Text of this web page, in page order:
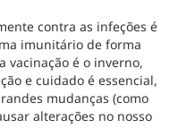
contra as infeções é
imunitário de forma
vacinação é o inverno,
e cuidado é essencial,
mudanças (como
alterações no nosso